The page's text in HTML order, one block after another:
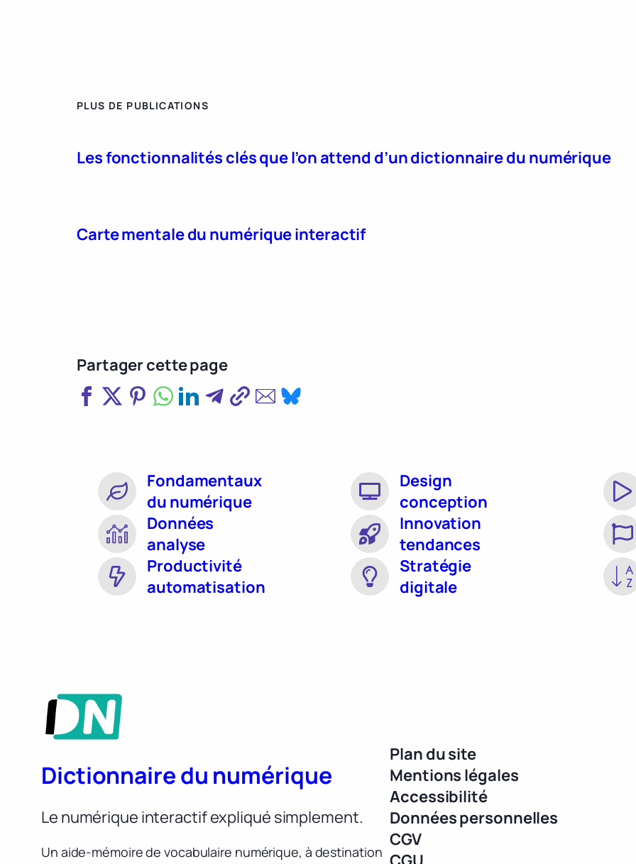
PLUS DE PUBLICATIONS
Les fonctionnalités clés que l’on attend d’un dictionnaire du numérique
Carte mentale du numérique interactif
Partager cette page
Fondamentaux
du numérique
Design
conception
Données
analyse
Innovation
tendances
Productivité
automatisation
Stratégie
digitale
Dictionnaire du numérique
Le numérique interactif expliqué simplement.
Un aide-mémoire de vocabulaire numérique, à destination
Plan du site
Mentions légales
Accessibilité
Données personnelles
CGV